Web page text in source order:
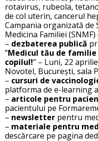
rotavirus, rubeola,
de col uterin, cancerul
Campania organizată de
Medicina Familiei
– dezbaterea publică
”Medicul tău de
copilul!” – Luni, 22
Novotel, București, sala
– cursuri de
platforma de e-learning
– articole pentru
pacientului pe
– newsletter pentru
– materiale pentru
descărcare pe pagina